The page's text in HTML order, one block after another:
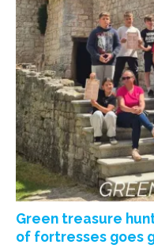
Green treasure
of fortresses goes